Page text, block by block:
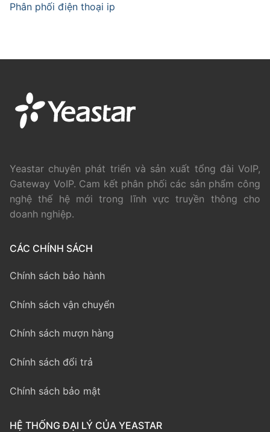
Phân phối điện thoại ip
Yeastar chuyên phát triển và sản xuất tổng đài VoIP,
Gateway VoIP. Cam kết phân phối các sản phẩm công
nghệ thế hệ mới trong lĩnh vực truyền thông cho
doanh nghiệp.
CÁC CHÍNH SÁCH
Chính sách bảo hành
Chính sách vận chuyển
Chính sách mượn hàng
Chính sách đổi trả
Chính sách bảo mật
HỆ THỐNG ĐẠI LÝ CỦA YEASTAR